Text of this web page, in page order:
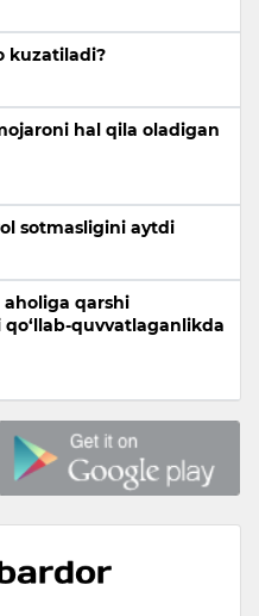
kuzatiladi?
hal qila oladigan
sotmasligini aytdi
qarshi
quvvatlaganlikda